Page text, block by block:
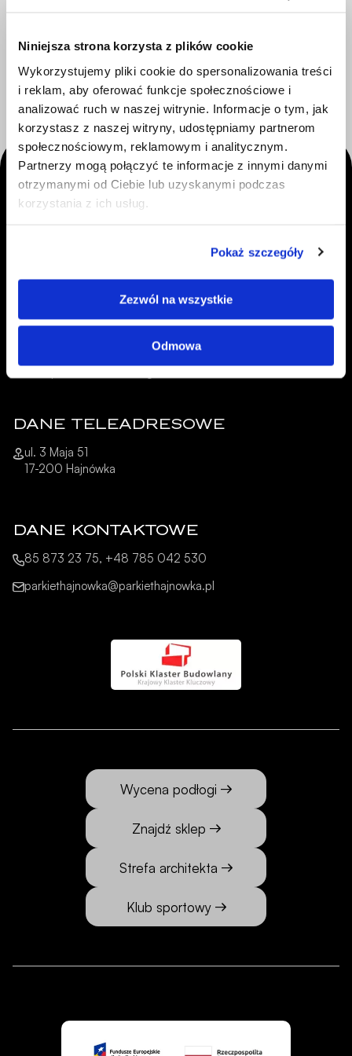
Niniejsza strona korzysta z plików cookie
Wykorzystujemy pliki cookie do spersonalizowania treści
i reklam, aby oferować funkcje społecznościowe i
analizować ruch w naszej witrynie. Informacje o tym, jak
korzystasz z naszej witryny, udostępniamy partnerom
społecznościowym, reklamowym i analitycznym.
Partnerzy mogą połączyć te informacje z innymi danymi
otrzymanymi od Ciebie lub uzyskanymi podczas
korzystania z ich usług.
Pokaż szczegóły
Zezwól na wszystkie
Odmowa
NASZE PRODUKTY
Konfigurator Floori
DANE TELEADRESOWE
ul. 3 Maja 51
17-200 Hajnówka
DANE KONTAKTOWE
85 873 23 75, +48 785 042 530
parkiethajnowka@parkiethajnowka.pl
Wycena podłogi
Znajdź sklep
Strefa architekta
Klub sportowy